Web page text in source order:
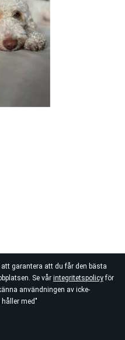
garantera att du får den bästa
Se vår integritetspolicyför
användningen av icke-
med"